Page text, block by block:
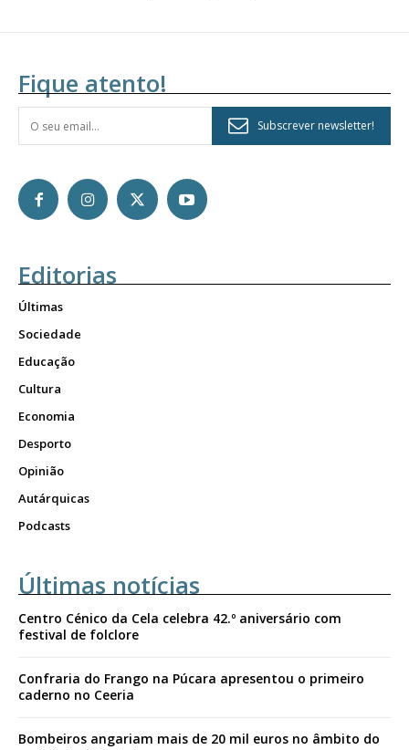
Fique atento!
Subscrever newsletter!
Editorias
Últimas
Sociedade
Educação
Cultura
Economia
Desporto
Opinião
Autárquicas
Podcasts
Últimas notícias
Centro Cénico da Cela celebra 42.º aniversário com
festival de folclore
Confraria do Frango na Púcara apresentou o primeiro
caderno no Ceeria
Bombeiros angariam mais de 20 mil euros no âmbito do